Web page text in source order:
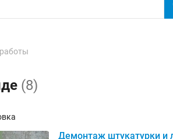
(8)
Демонтаж штукатурки